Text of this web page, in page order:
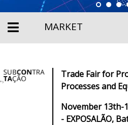
MARKET
Trade Fair for
Processes and
November 13th-
- EXPOSALÃO,